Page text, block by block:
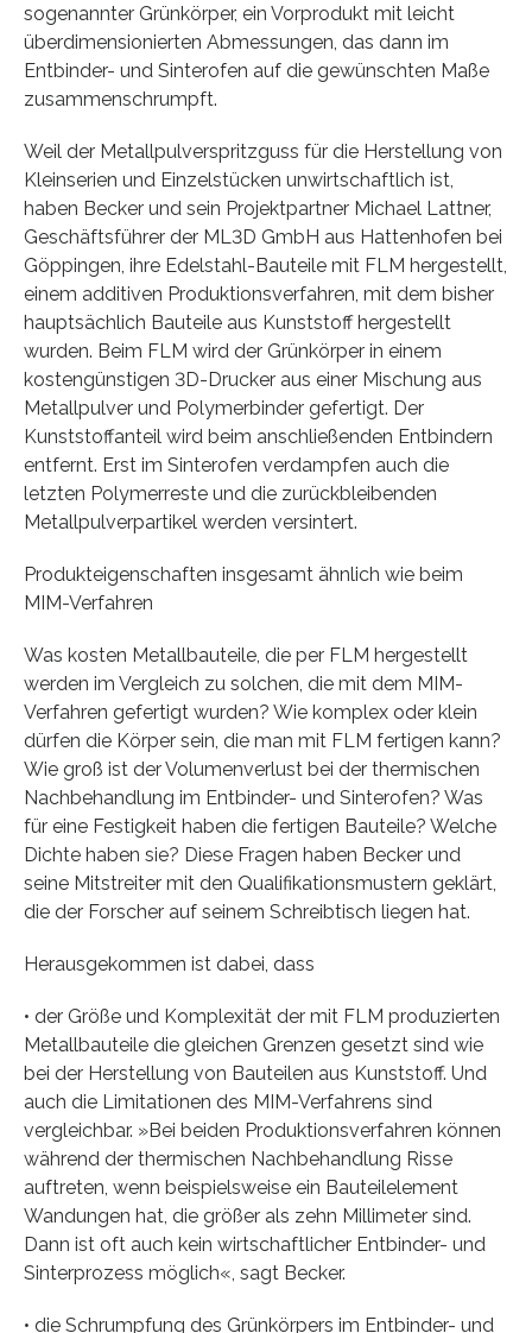
sogenannter Grünkörper, ein Vorprodukt mit leicht
überdimensionierten Abmessungen, das dann im
Entbinder- und Sinterofen auf die gewünschten Maße
zusammenschrumpft.
Weil der Metallpulverspritzguss für die Herstellung von
Kleinserien und Einzelstücken unwirtschaftlich ist,
haben Becker und sein Projektpartner Michael Lattner,
Geschäftsführer der ML3D GmbH aus Hattenhofen bei
Göppingen, ihre Edelstahl-Bauteile mit FLM hergestellt,
einem additiven Produktionsverfahren, mit dem bisher
hauptsächlich Bauteile aus Kunststoff hergestellt
wurden. Beim FLM wird der Grünkörper in einem
kostengünstigen 3D-Drucker aus einer Mischung aus
Metallpulver und Polymerbinder gefertigt. Der
Kunststoffanteil wird beim anschließenden Entbindern
entfernt. Erst im Sinterofen verdampfen auch die
letzten Polymerreste und die zurückbleibenden
Metallpulverpartikel werden versintert.
Produkteigenschaften insgesamt ähnlich wie beim
MIM-Verfahren
Was kosten Metallbauteile, die per FLM hergestellt
werden im Vergleich zu solchen, die mit dem MIM-
Verfahren gefertigt wurden? Wie komplex oder klein
dürfen die Körper sein, die man mit FLM fertigen kann?
Wie groß ist der Volumenverlust bei der thermischen
Nachbehandlung im Entbinder- und Sinterofen? Was
für eine Festigkeit haben die fertigen Bauteile? Welche
Dichte haben sie? Diese Fragen haben Becker und
seine Mitstreiter mit den Qualifikationsmustern geklärt,
die der Forscher auf seinem Schreibtisch liegen hat.
Herausgekommen ist dabei, dass
• der Größe und Komplexität der mit FLM produzierten
Metallbauteile die gleichen Grenzen gesetzt sind wie
bei der Herstellung von Bauteilen aus Kunststoff. Und
auch die Limitationen des MIM-Verfahrens sind
vergleichbar. »Bei beiden Produktionsverfahren können
während der thermischen Nachbehandlung Risse
auftreten, wenn beispielsweise ein Bauteilelement
Wandungen hat, die größer als zehn Millimeter sind.
Dann ist oft auch kein wirtschaftlicher Entbinder- und
Sinterprozess möglich«, sagt Becker.
• die Schrumpfung des Grünkörpers im Entbinder- und